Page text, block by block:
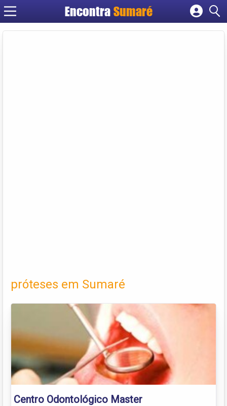
Encontra Sumaré
Cadastrar empresa
próteses em Sumaré
Centro Odontológico Master